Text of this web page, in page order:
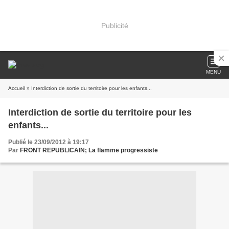
Publicité
MENU
Accueil » Interdiction de sortie du territoire pour les enfants...
Interdiction de sortie du territoire pour les
enfants...
Publié le 23/09/2012 à 19:17
Par FRONT REPUBLICAIN; La flamme progressiste